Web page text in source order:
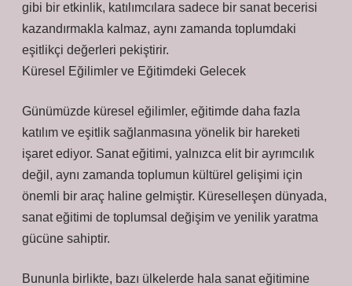
gibi bir etkinlik, katılımcılara sadece bir sanat becerisi
kazandırmakla kalmaz, aynı zamanda toplumdaki
eşitlikçi değerleri pekiştirir.
Küresel Eğilimler ve Eğitimdeki Gelecek
Günümüzde küresel eğilimler, eğitimde daha fazla
katılım ve eşitlik sağlanmasına yönelik bir hareketi
işaret ediyor. Sanat eğitimi, yalnızca elit bir ayrımcılık
değil, aynı zamanda toplumun kültürel gelişimi için
önemli bir araç haline gelmiştir. Küreselleşen dünyada,
sanat eğitimi de toplumsal değişim ve yenilik yaratma
gücüne sahiptir.
Bununla birlikte, bazı ülkelerde hala sanat eğitimine